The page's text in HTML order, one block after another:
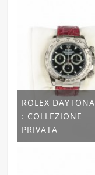
ROLEX DAYTONA
: COLLEZIONE
PRIVATA